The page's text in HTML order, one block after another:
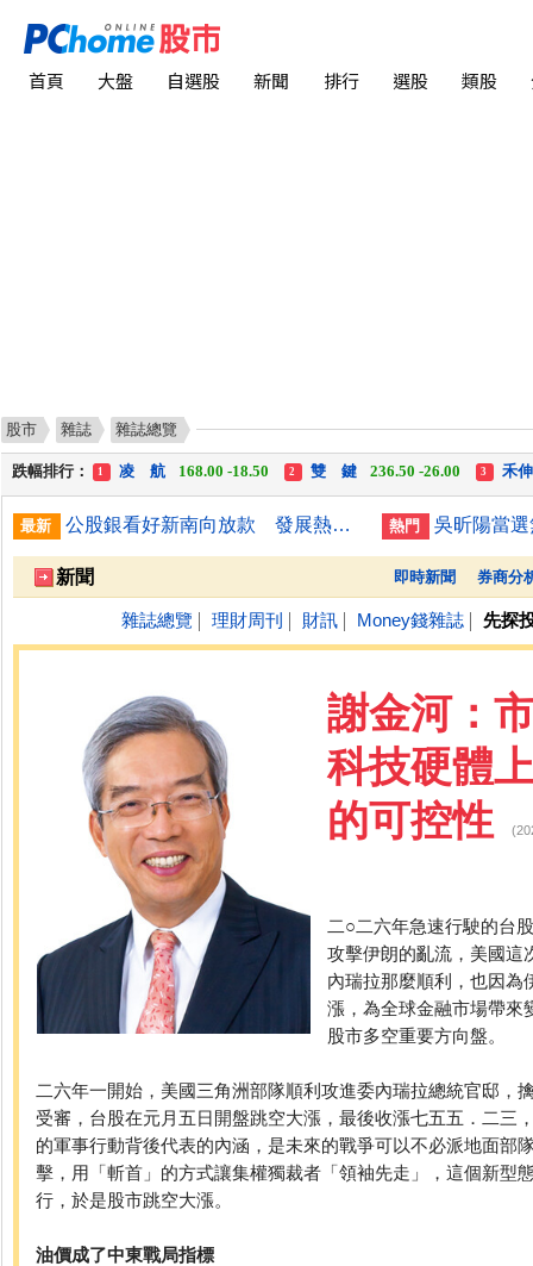
首頁 大盤 自選股 新聞 排行 選股 類股
股市 雜誌 雜誌總覽
漲幅排行： 1 川 湖 11,110.00 +1,010.00 中化生35.75 +3.25
跌幅排行：
1 凌 航 168.00 -18.50 2 雙 鍵 236.50 -26.00 3
禾
跌停排行：
236.50 -26.00
最新 公股銀看好新南向放款 發展熱點鎖定澳印星馬 熱門
新聞 即時新聞 券商分
雜誌總覽 理財周刊 財訊 Money錢雜誌 先探
謝金河：
科技硬體
的可控性
二○二六年急速行駛的台
攻擊伊朗的亂流，美國這
內瑞拉那麼順利，也因為
漲，為全球金融市場帶來
股市多空重要方向盤。
二六年一開始，美國三角洲部隊順利攻進委內瑞拉總統官邸，
受審，台股在元月五日開盤跳空大漲，最後收漲七五五．二三
的軍事行動背後代表的內涵，是未來的戰爭可以不必派地面部
擊，用「斬首」的方式讓集權獨裁者「領袖先走」，這個新型
行，於是股市跳空大漲。
油價成了中東戰局指標